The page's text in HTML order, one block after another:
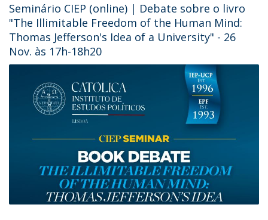
Seminário CIEP (online) | Debate sobre o livro
"The Illimitable Freedom of the Human Mind:
Thomas Jefferson's Idea of a University" - 26
Nov. às 17h-18h20